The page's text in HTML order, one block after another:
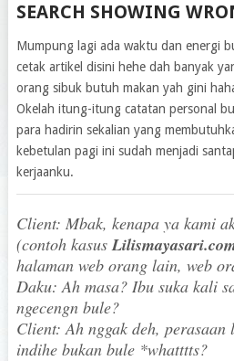
SEARCH SHOWING
Mumpung lagi ada waktu dan energi
cetak artikel disini hehe dah banyak
orang sibuk butuh makan yah gini
Okelah itung-itung catatan personal
para hadirin sekalian yang
kebetulan pagi ini sudah menjadi
kerjaanku.
Client: Mbak, kenapa ya kami
(contoh kasus
halaman web orang lain, web
Daku: Ah masa? Ibu suka kali
ngecengn bule?
Client: Ah nggak deh,
indihe bukan bule *whatttts?